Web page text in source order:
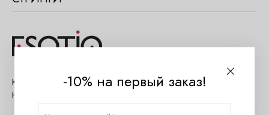
Код товара: 619419
Наличие:
-10% на первый заказ!